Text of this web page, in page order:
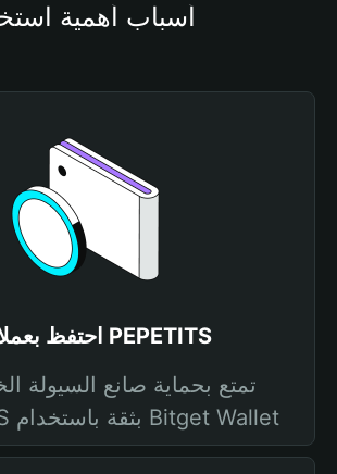
أسباب أهمية
احتفظ بعملات PEPETITS
تمتع بحماية صانع السيولة
PEPETITS بثقة باستخدام Bitget Wallet